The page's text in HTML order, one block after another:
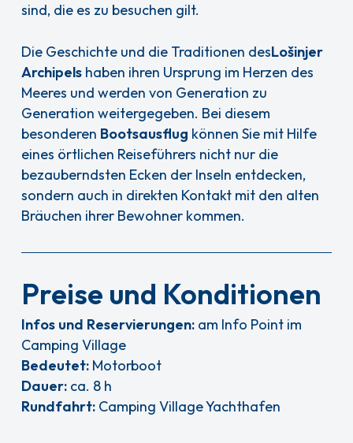
sind, die es zu besuchen gilt.
Die Geschichte und die Traditionen desLošinjer
Archipels haben ihren Ursprung im Herzen des
Meeres und werden von Generation zu
Generation weitergegeben. Bei diesem
besonderen Bootsausflug können Sie mit Hilfe
eines örtlichen Reiseführers nicht nur die
bezauberndsten Ecken der Inseln entdecken,
sondern auch in direkten Kontakt mit den alten
Bräuchen ihrer Bewohner kommen.
Preise und Konditionen
Infos und Reservierungen: am Info Point im
Camping Village
Bedeutet: Motorboot
Dauer: ca. 8 h
Rundfahrt: Camping Village Yachthafen